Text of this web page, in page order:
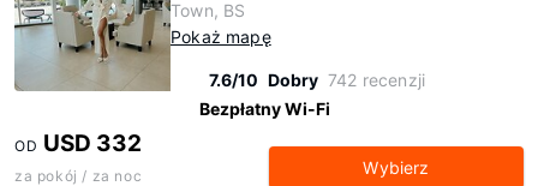
Town, BS
Pokaż mapę
7.6/10 Dobry 742 recenzji
Bezpłatny Wi-Fi
OD USD 332
za pokój / za noc Wybierz